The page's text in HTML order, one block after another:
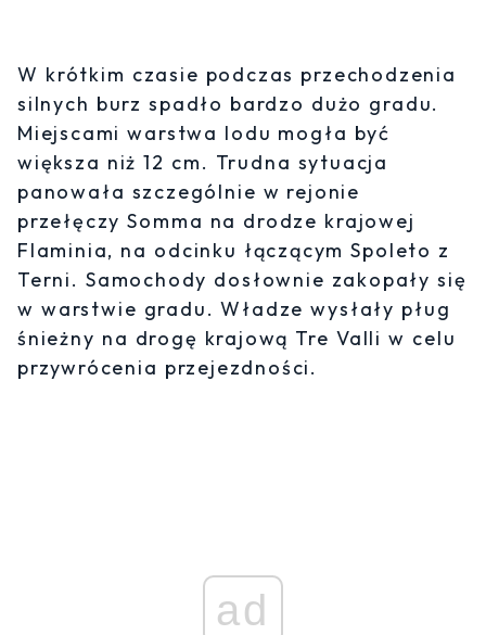
W krótkim czasie podczas przechodzenia
silnych burz spadło bardzo dużo gradu.
Miejscami warstwa lodu mogła być
większa niż 12 cm. Trudna sytuacja
panowała szczególnie w rejonie
przełęczy Somma na drodze krajowej
Flaminia, na odcinku łączącym Spoleto z
Terni. Samochody dosłownie zakopały się
w warstwie gradu. Władze wysłały pług
śnieżny na drogę krajową Tre Valli w celu
przywrócenia przejezdności.
ad